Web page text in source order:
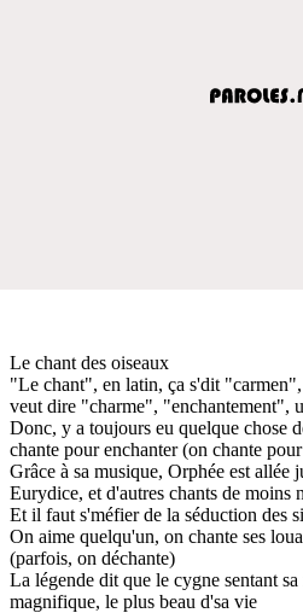
Le chant des oiseaux
"Le chant", en latin, ça s'dit
veut dire "charme", "enchantement",
Donc, y a toujours eu quelque chose
chante pour enchanter (on chante
Grâce à sa musique, Orphée est allée
Eurydice, et d'autres chants de moins
Et il faut s'méfier de la séduction des
On aime quelqu'un, on chante ses
(parfois, on déchante)
La légende dit que le cygne sentant
magnifique, le plus beau d'sa vie